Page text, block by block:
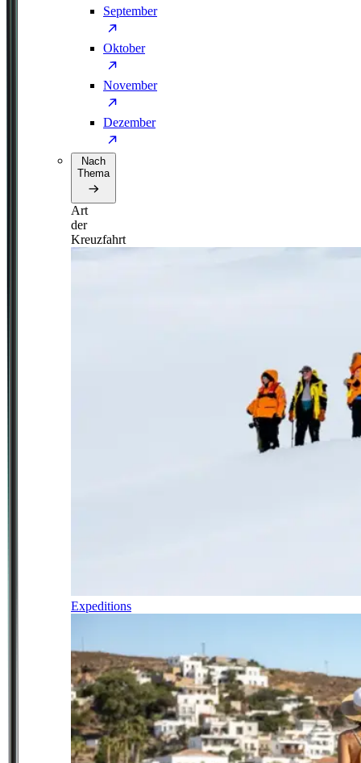
September
Oktober
November
Dezember
Nach
Thema
Art
der
Kreuzfahrt
Expeditions